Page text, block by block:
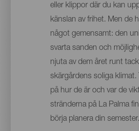
eller klippor där du kan
känslan av frihet. Men de
något gemensamt: den
svarta sanden och
njuta av dem året runt
skärgårdens soliga klimat.
på hur de är och var de
stränderna på La Palma
börja planera din semester.